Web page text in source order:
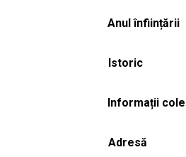
Anul înființării
Istoric
Informații
Adresă